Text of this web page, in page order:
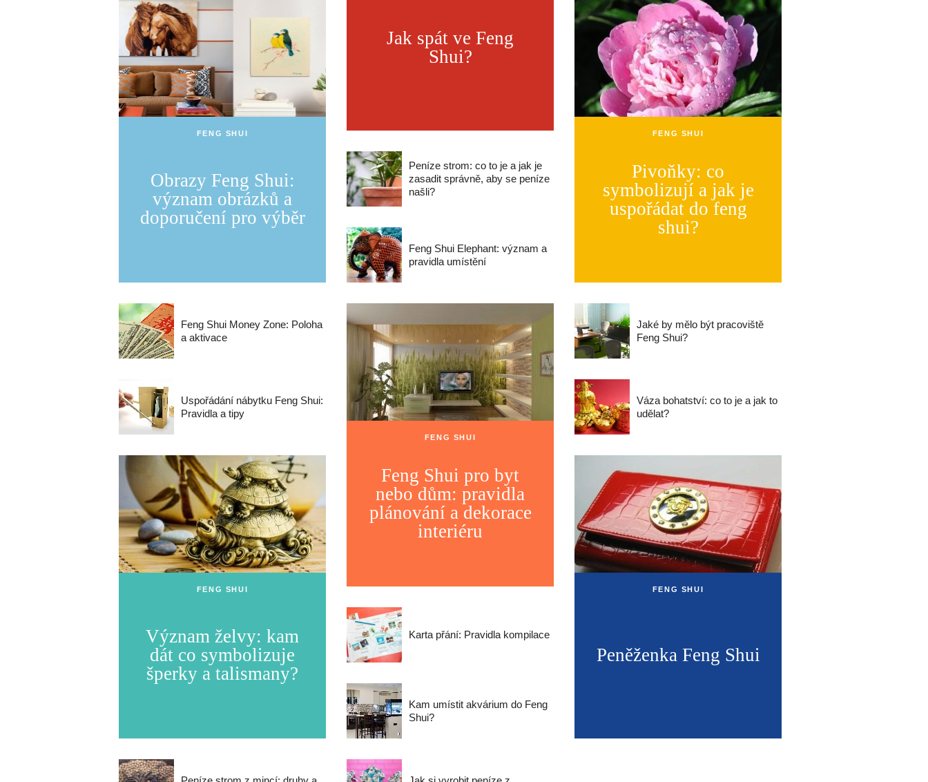
FENG SHUI
Obrazy Feng Shui:
význam obrázků a
doporučení pro výběr
Jak spát ve Feng
Shui?
Peníze strom: co to je a jak je
zasadit správně, aby se peníze
našli?
Feng Shui Elephant: význam a
pravidla umístění
FENG SHUI
Pivoňky: co
symbolizují a jak je
uspořádat do feng
shui?
Feng Shui Money Zone: Poloha
a aktivace
Uspořádání nábytku Feng Shui:
Pravidla a tipy
FENG SHUI
Význam želvy: kam
dát co symbolizuje
šperky a talismany?
FENG SHUI
Feng Shui pro byt
nebo dům: pravidla
plánování a dekorace
interiéru
Karta přání: Pravidla kompilace
Kam umístit akvárium do Feng
Shui?
Jaké by mělo být pracoviště
Feng Shui?
Váza bohatství: co to je a jak to
udělat?
FENG SHUI
Peněženka Feng Shui